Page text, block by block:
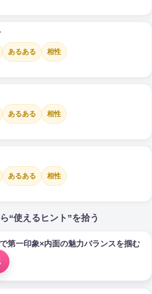
あるある 相性
あるある 相性
あるある 相性
“使えるヒント”を拾う
で第一印象×内面の魅力バランスを掴む